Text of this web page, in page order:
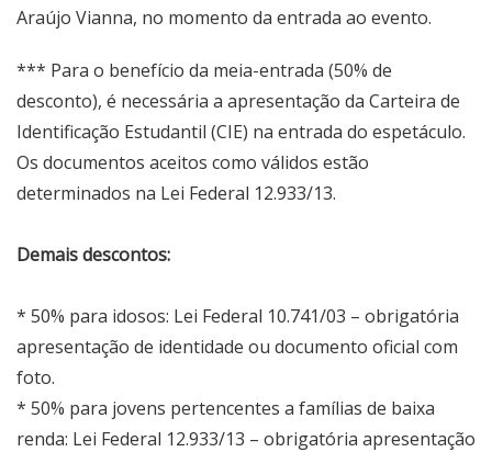
Araújo Vianna, no momento da entrada ao evento.
*** Para o benefício da meia-entrada (50% de
desconto), é necessária a apresentação da Carteira de
Identificação Estudantil (CIE) na entrada do espetáculo.
Os documentos aceitos como válidos estão
determinados na Lei Federal 12.933/13.
Demais descontos:
* 50% para idosos: Lei Federal 10.741/03 – obrigatória
apresentação de identidade ou documento oficial com
foto.
* 50% para jovens pertencentes a famílias de baixa
renda: Lei Federal 12.933/13 – obrigatória apresentação